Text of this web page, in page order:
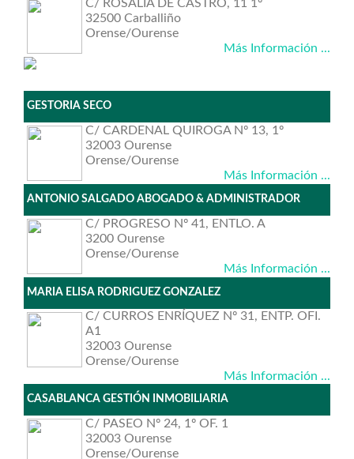
C/ ROSALÍA DE CASTRO, 11 1º
32500 Carballiño
Orense/Ourense
Más Información ...
GESTORIA SECO
C/ CARDENAL QUIROGA Nº 13, 1º
32003 Ourense
Orense/Ourense
Más Información ...
ANTONIO SALGADO ABOGADO & ADMINISTRADOR
C/ PROGRESO Nº 41, ENTLO. A
3200 Ourense
Orense/Ourense
Más Información ...
MARIA ELISA RODRIGUEZ GONZALEZ
C/ CURROS ENRÍQUEZ Nº 31, ENTP. OFI.
A1
32003 Ourense
Orense/Ourense
Más Información ...
CASABLANCA GESTIÓN INMOBILIARIA
C/ PASEO Nº 24, 1º OF. 1
32003 Ourense
Orense/Ourense